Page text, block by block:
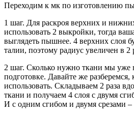
Переходим к мк по изготовлению
1 шаг. Для раскроя верхних и
использовать 2 выкройки, тогда
выглядеть пышнее. 4 верхних слоя
талии, поэтому радиус увеличен в 2
2 шаг. Сколько нужно ткани мы уже
подготовке. Давайте же разберемся,
использовать. Складываем 2 раза
ткани и получаем 4 слоя с двумя
И с одним сгибом и двумя срезами –